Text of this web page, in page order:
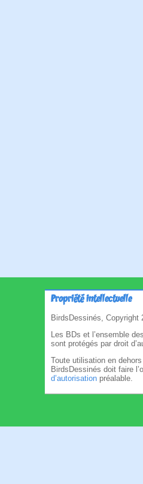
Propriété intellectuelle
BirdsDessinés, Copyright
Les BDs et l’ensemble
sont protégés par droit
Toute utilisation en
BirdsDessinés doit faire
d’autorisation préalable.